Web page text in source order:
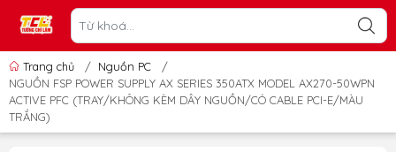
Trang chủ / Nguồn PC
/
NGUỒN FSP POWER SUPPLY AX SERIES 350ATX MODEL AX270-50WPN
ACTIVE PFC (TRAY/KHÔNG KÈM DÂY NGUỒN/CÓ CABLE PCI-E/MÀU
TRẮNG)